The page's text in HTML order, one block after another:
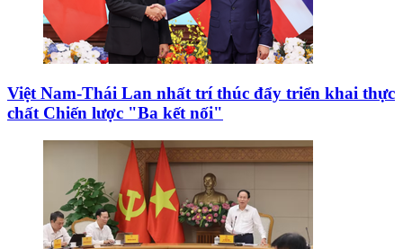
Việt Nam-Thái Lan nhất trí thúc đẩy triển khai thực
chất Chiến lược "Ba kết nối"